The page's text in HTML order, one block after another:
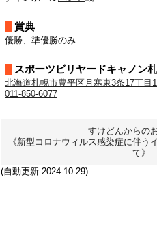
賞典
優勝、準優勝のみ
スポーツビリヤードキャノン
北海道札幌市豊平区月寒東3条17丁目
011-850-6077
すけどんからの
《新型コロナウィルス感染症に伴う
て》
(自動更新:2024-10-29)